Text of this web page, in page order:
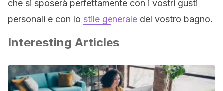
che si sposerà perfettamente con i vostri gusti
personali e con lo stile generale del vostro bagno.
Interesting Articles